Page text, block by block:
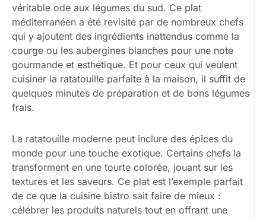
véritable ode aux légumes du sud. Ce plat
méditerranéen a été revisité par de nombreux chefs
qui y ajoutent des ingrédients inattendus comme la
courge ou les aubergines blanches pour une note
gourmande et esthétique. Et pour ceux qui veulent
cuisiner la ratatouille parfaite à la maison, il suffit de
quelques minutes de préparation et de bons légumes
frais.
La ratatouille moderne peut inclure des épices du
monde pour une touche exotique. Certains chefs la
transforment en une tourte colorée, jouant sur les
textures et les saveurs. Ce plat est l’exemple parfait
de ce que la cuisine bistro sait faire de mieux :
célébrer les produits naturels tout en offrant une